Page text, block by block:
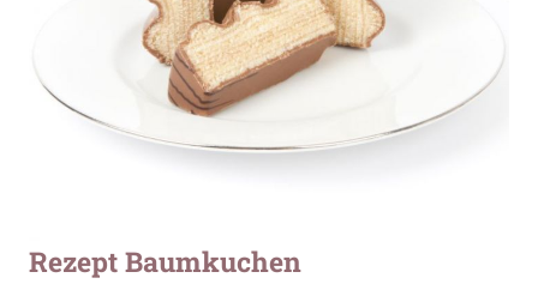
Zum
Anfang
Rezept Baumkuchen